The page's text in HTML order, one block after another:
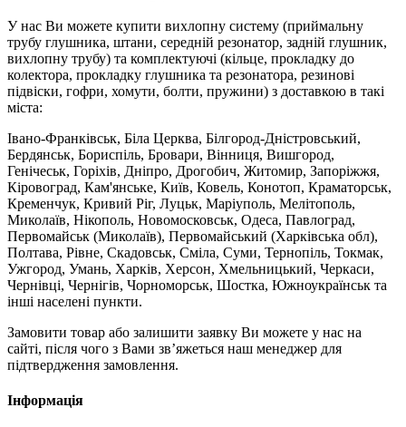
У нас Ви можете купити вихлопну систему (приймальну
трубу глушника, штани, середній резонатор, задній глушник,
вихлопну трубу) та комплектуючі (кільце, прокладку до
колектора, прокладку глушника та резонатора, резинові
підвіски, гофри, хомути, болти, пружини) з доставкою в такі
міста:
Івано-Франківськ, Біла Церква, Білгород-Дністровський,
Бердянськ, Бориспіль, Бровари, Вінниця, Вишгород,
Генічеськ, Горіхів, Дніпро, Дрогобич, Житомир, Запоріжжя,
Кіровоград, Кам'янське, Київ, Ковель, Конотоп, Краматорськ,
Кременчук, Кривий Ріг, Луцьк, Маріуполь, Мелітополь,
Миколаїв, Нікополь, Новомосковськ, Одеса, Павлоград,
Первомайськ (Миколаїв), Первомайський (Харківська обл),
Полтава, Рівне, Скадовськ, Сміла, Суми, Тернопіль, Токмак,
Ужгород, Умань, Харків, Херсон, Хмельницький, Черкаси,
Чернівці, Чернігів, Чорноморськ, Шостка, Южноукраїнськ та
інші населені пункти.
Замовити товар або залишити заявку Ви можете у нас на
сайті, після чого з Вами зв’яжеться наш менеджер для
підтвердження замовлення.
Інформація